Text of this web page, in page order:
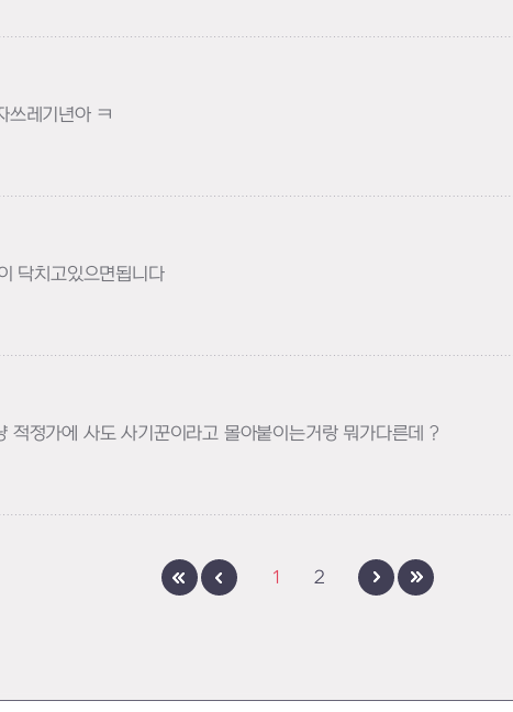
쓰레기년아 ㅋ
닥치고있으면됩니다
정가에 사도 사기꾼이라고 몰아붙이는거랑 뭐가다른데 ?
1 2